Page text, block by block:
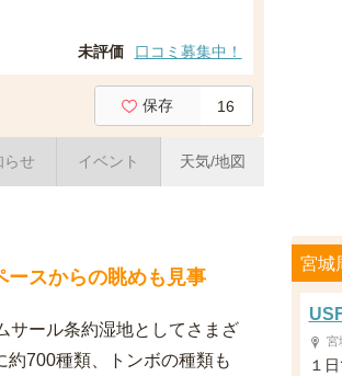
未評価 口コミ募集中！
保存 16
らせ イベント 天気/地図
ースからの眺めも見事
サール条約湿地としてさまざ
約700種類、トンボの種類も
宮城
宮
１